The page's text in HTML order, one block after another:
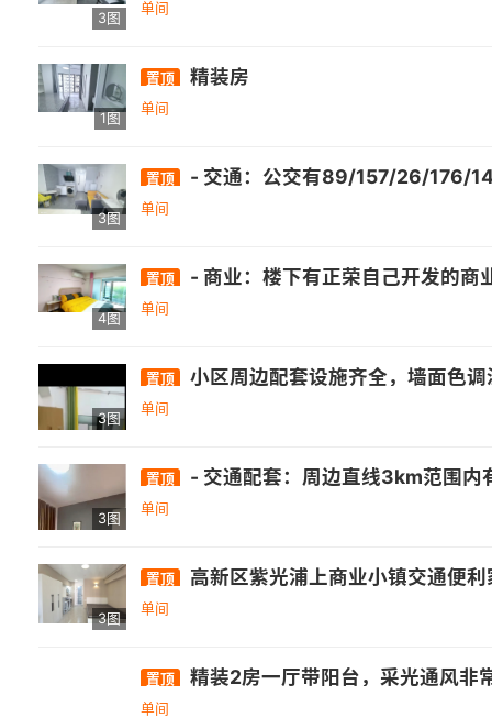
3图
单间
1图
置顶 精装房
单间
3图
置顶 - 交通：公交有89/157/26/176/141/151/321/323/326/327/330葛岐站，171/336/141/芝山部队专线/82浦上大桥西，537桥头站；轨交方面，距离地铁2号线2公里，地铁8号线约500米；自驾可从市区宝龙二环路
单间
4图
置顶 - 商业：楼下有正荣自己开发的商业广场，购物、餐饮、娱乐等设施丰富，能满足日常消费和休闲娱乐需求。周边 3km（直线距离）内有万达广场(福州高新区店)、群升广场等购物中心，以及新华都超市(旗山大道店)、晓歧新苑便利店等众多超市，购物配套较好。 - 休闲：周边 3km（
单间
3图
置顶 小区周边配套设施齐全，墙面色调温馨，干
单间
3图
置顶 - 交通配套：周边直线3km范围内有1个地铁站厚庭，直线1km内有13个公交站，距离浦上大桥西站仅105m. -
单间
3图
置顶 高新区紫光浦上商业小镇交通便
单间
置顶 精装2房一厅带阳台，采光通风非
单间